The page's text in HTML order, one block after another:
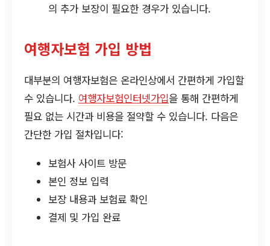
의 추가 보장이 필요한 경우가 있습니다.
여행자보험 가입 방법
대부분의 여행자보험은 온라인상에서 간편하게 가입할
수 있습니다. 여행자보험인터넷가입을 통해 간편하게
필요 없는 시간과 비용을 절약할 수 있습니다. 다음은
간단한 가입 절차입니다:
보험사 사이트 방문
본인 정보 입력
보장 내용과 보험료 확인
결제 및 가입 완료